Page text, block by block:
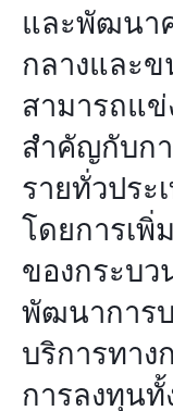
และพัฒนา
กลางและ
สามารถแ
สำคัญกับก
รายทั่วประ
โดยการเพิ่
ของกระ
พัฒนาการ
บริการทา
การลงทุน